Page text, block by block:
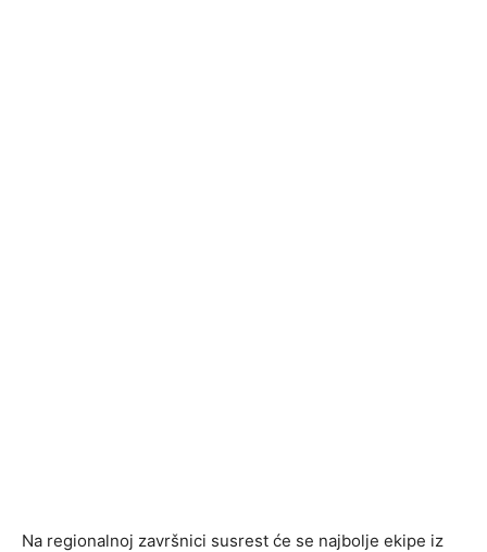
Na regionalnoj završnici susrest će se najbolje ekipe iz